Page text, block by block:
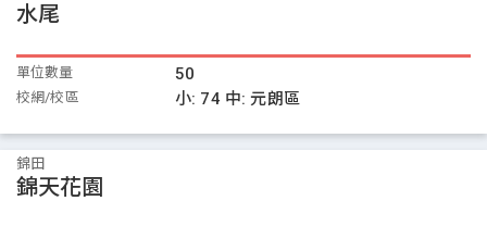
水尾
單位數量 50
校網/校區 小: 74 中:元朗區
錦田
錦天花園